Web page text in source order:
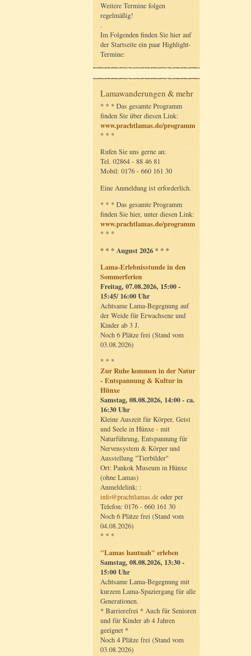
Weitere Termine folgen
regelmäßig!
.
Im Folgenden finden Sie hier auf
der Startseite ein paar Highlight-
Termine:
Lamawanderungen & mehr
* * * Das gesamte Programm
finden Sie über diesen Link:
www.prachtlamas.de/programm
* * *
Rufen Sie uns gerne an:
Tel. 02864 - 88 46 81
Mobil: 0176 - 660 161 30
Eine Anmeldung ist erforderlich.
* * * Das gesamte Programm
finden Sie hier, unter diesen Link:
www.prachtlamas.de/programm
* * *
* * * August 2026 * * *
Lama-Erlebnisstunde in den
Sommerferien
Freitag, 07.08.2026, 15:00 -
15:45/ 16:00 Uhr
Achtsame Lama-Begegnung auf
der Weide für Erwachsene und
Kinder ab 3 J.
Noch 6 Plätze frei (Stand vom
03.08.2026)
* * *
Zur Ruhe kommen in der Natur
- Entspannung & Kultur in
Hünxe
Samstag, 08.08.2026, 14:00 - ca.
16:30 Uhr
Kleine Auszeit für Körper, Geist
und Seele in Hünxe - mit
Naturführung, Entspannung für
Nervensystem & Körper und
Ausstellung "Tierbilder"
Ort: Pankok Museum in Hünxe
(ohne Lamas)
Anmeldelink: :
info@prachtlamas.de oder per
Telefon: 0176 - 660 161 30
Noch 6 Plätze frei (Stand vom
04.08.2026)
* * *
"Lamas hautnah" erleben
Samstag, 08.08.2026, 13:30 -
15:00 Uhr
Achtsame Lama-Begegnung mit
kurzem Lama-Spaziergang für alle
Generationen.
* Barrierefrei * Auch für Senioren
und für Kinder ab 4 Jahren
geeignet *
Noch 4 Plätze frei (Stand vom
03.08.2026)